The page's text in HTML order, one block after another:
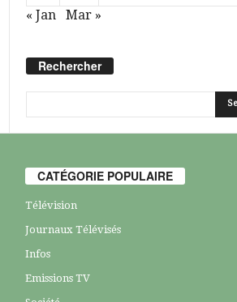
« Jan
Mar »
Rechercher
CATÉGORIE POPULAIRE
Télévision
Journaux Télévisés
Infos
Emissions TV